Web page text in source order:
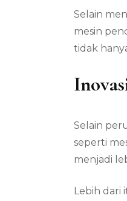
Selain
mesin
tidak
Selain
seperti
menjadi
Lebih dari